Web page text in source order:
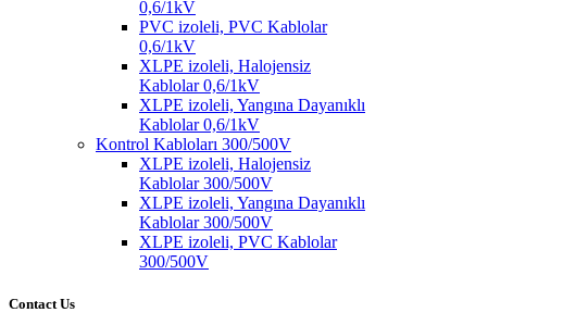
0,6/1kV
PVC izoleli, PVC Kablolar
0,6/1kV
XLPE izoleli, Halojensiz
Kablolar 0,6/1kV
XLPE izoleli, Yangına Dayanıklı
Kablolar 0,6/1kV
Kontrol Kabloları 300/500V
XLPE izoleli, Halojensiz
Kablolar 300/500V
XLPE izoleli, Yangına Dayanıklı
Kablolar 300/500V
XLPE izoleli, PVC Kablolar
300/500V
Contact Us